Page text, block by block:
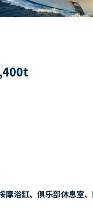
t
浴缸、俱乐部休息室、